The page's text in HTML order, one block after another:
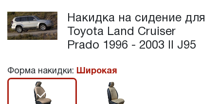
Накидка на сидение для
Toyota Land Cruiser
Prado 1996 - 2003 II J95
Форма накидки: Широкая
r